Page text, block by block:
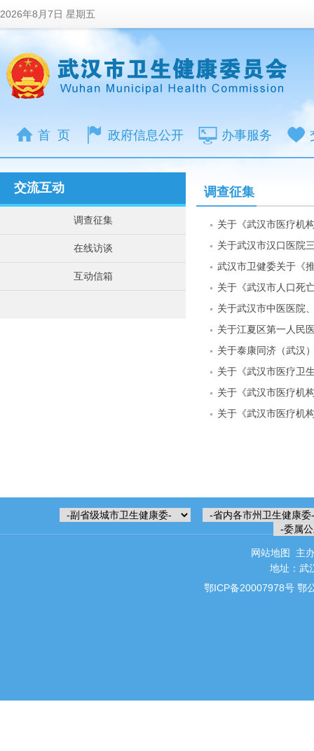
2026年8月7日 星期五
首 页 政府信息公开 办事服务
交流互动
调查征集
在线访谈
互动信箱
调查征集
关于《武汉市人口死
网站地图
主
地址：武
鄂ICP备20007978号 鄂